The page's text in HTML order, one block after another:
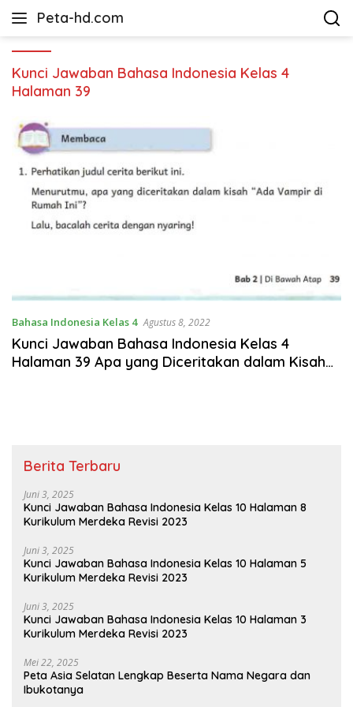
Peta-hd.com
Kumpulan
HD
Kunci Jawaban Bahasa Indonesia Kelas 4
Halaman 39
Bahasa Indonesia Kelas 4 Agustus 8, 2022
Kunci Jawaban Bahasa Indonesia Kelas 4
Halaman 39 Apa yang Diceritakan dalam Kisah
Berita Terbaru
Juni 3, 2025
Kunci Jawaban Bahasa Indonesia Kelas 10 Halaman 8
Kurikulum Merdeka Revisi 2023
Juni 3, 2025
Kunci Jawaban Bahasa Indonesia Kelas 10 Halaman 5
Kurikulum Merdeka Revisi 2023
Juni 3, 2025
Kunci Jawaban Bahasa Indonesia Kelas 10 Halaman 3
Kurikulum Merdeka Revisi 2023
Mei 22, 2025
Peta Asia Selatan Lengkap Beserta Nama Negara dan
Ibukotanya